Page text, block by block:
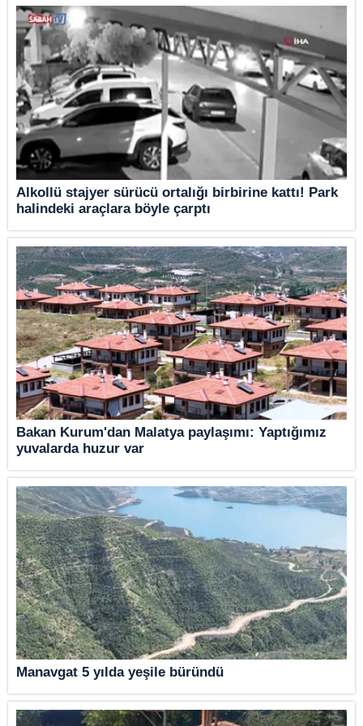
Alkollü stajyer sürücü ortalığı birbirine kattı! Park
halindeki araçlara böyle çarptı
Bakan Kurum'dan Malatya paylaşımı: Yaptığımız
yuvalarda huzur var
Manavgat 5 yılda yeşile büründü